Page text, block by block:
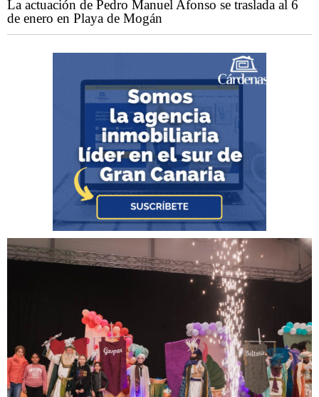
La actuación de Pedro Manuel Afonso se traslada al 6
de enero en Playa de Mogán